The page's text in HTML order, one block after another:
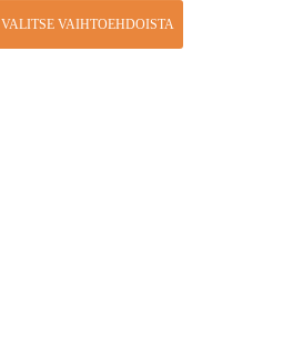
VALITSE VAIHTOEHDOISTA